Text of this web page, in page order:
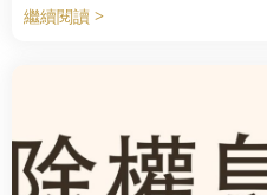
繼續閱讀 >